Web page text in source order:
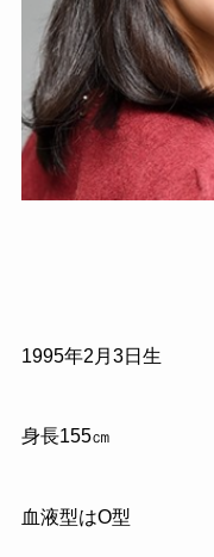
1995年2月3日生
身長155㎝
血液型はO型